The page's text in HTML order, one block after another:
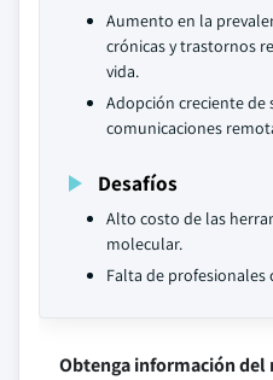
Aumento en la
crónicas y trastornos
vida.
Adopción creciente de
comunicaciones
Desafíos
Alto costo de las
molecular.
Falta de profesionales
Obtenga información